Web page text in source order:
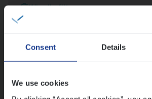
Consent Details
We use cookies
Wis alle filters
Thalia zoekt graag oplossingen, in
werk
Ons sollicitatieproces